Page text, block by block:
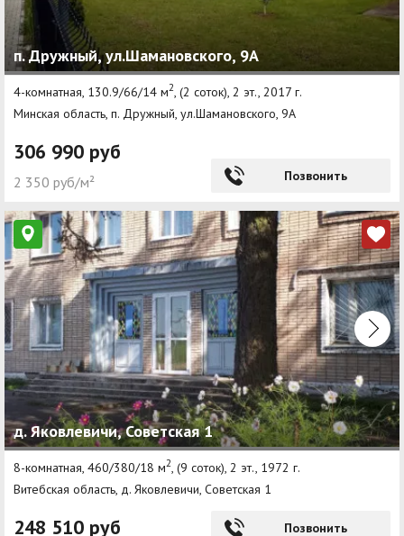
п. Дружный, ул.Шамановского, 9А
4-комнатная, 130.9/66/14 м2 , (2 соток), 2 эт., 2017 г.
Минская область, п. Дружный, ул.Шамановского, 9А
306 990 руб
2 350 руб/м² Позвонить
д. Яковлевичи, Советская 1
8-комнатная, 460/380/18 м2, (9 соток), 2 эт., 1972 г.
Витебская область, д. Яковлевичи, Советская 1
248 510 руб Позвонить